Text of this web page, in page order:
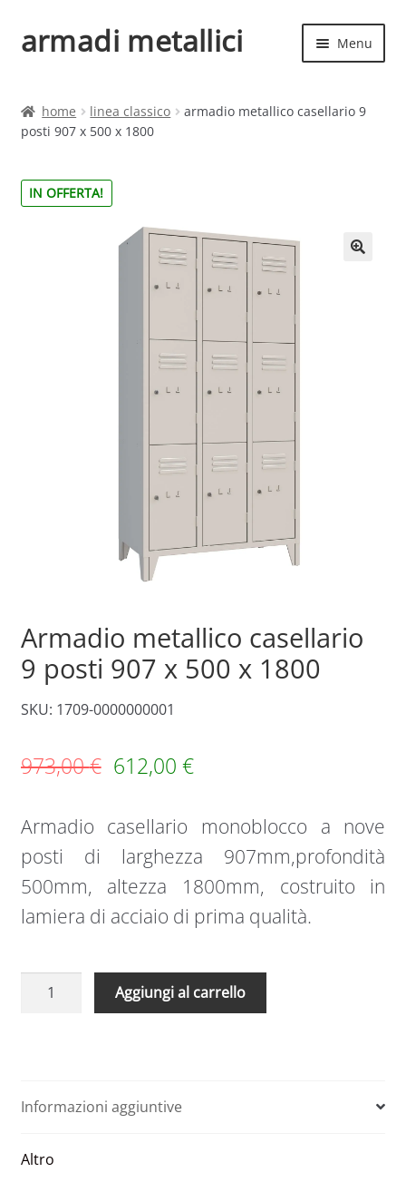
Vai
alla
Vai
al
armadi metallici Menu
il
Shop
home linea classico
armadio metallico casellario 9
posti 907 x 500 x 1800
IN OFFERTA!
Armadio metallico casellario
9 posti 907 x 500 x 1800
SKU: 1709-0000000001
973,00€ 612,00€
Armadio casellario monoblocco a nove
posti di larghezza 907mm,profondità
500mm, altezza 1800mm, costruito in
lamiera di acciaio di prima qualità.
Armadio
907
x
x
Aggiungi al carrello
Informazioni aggiuntive
Altro